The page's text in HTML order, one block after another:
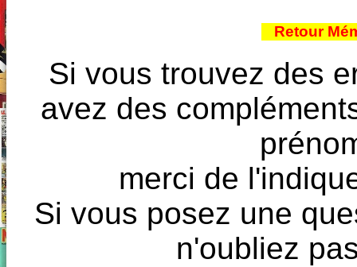
Retour
Si vous trouvez des
avez des
merci de
Si vous posez une
n'oubliez